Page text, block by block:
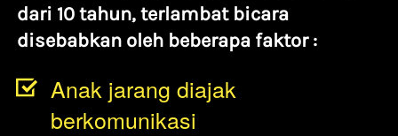
dari 10 tahun, terlambat bicara
disebabkan oleh beberapa faktor :
Anak jarang diajak
berkomunikasi